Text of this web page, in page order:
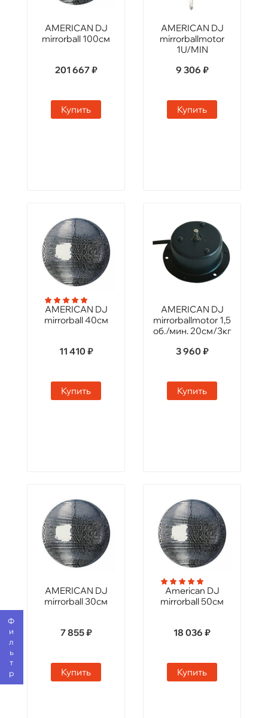
Фильтр
AMERICAN DJ
mirrorball 100см
201 667 ₽
Купить
AMERICAN DJ
mirrorballmotor
1U/MIN
9 306 ₽
Купить
AMERICAN DJ
mirrorball 40см
11 410 ₽
Купить
AMERICAN DJ
mirrorballmotor 1,5
об./мин. 20см/3кг
3 960 ₽
Купить
AMERICAN DJ
mirrorball 30см
7 855 ₽
Купить
American DJ
mirrorball 50см
18 036 ₽
Купить